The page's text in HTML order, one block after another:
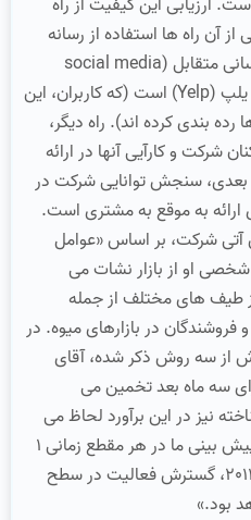
آن راه ها استفاده از رسانه
های اجتماعی با قابلیت اطلاع رسانی متقابل (social media
interaction) از جمله وب سایت یلپ (Yelp) است (که کاربران، این
بندی کرده اند). راه دیگر،
شرکت و کارآیی آنها در ارائه
سنجش توانایی شرکت در
ارائه به موقع به مشتری است.
آتی شرکت، بر اساس «عوامل
او از بازار نشات می
طیف های مختلف از جمله
فروشندگان در بازارهای میوه. در
از سه روش ذکر شده، آقای
برای سه ماه بعد تخمین می
نیز در این برآورد لحاظ می
شود. او اظهار می دارد: «خطای پیش بینی ما در هر مقطع زمانی 1
درصد است. برآورد ما برای سال 2011، گسترش فعالیت در سطح
بود.»